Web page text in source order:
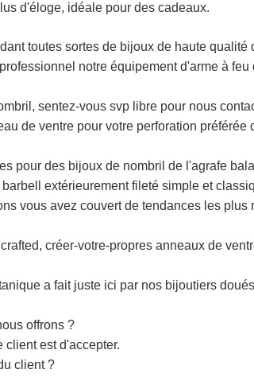
d'éloge, idéale pour des cadeaux.
toutes sortes de bijoux de haute qualité
notre équipement d'arme à feu
sentez-vous svp libre pour nous
de ventre pour votre perforation préférée
pour des bijoux de nombril de l'agrafe
extérieurement fileté simple et
vous avez couvert de tendances les plus
créer-votre-propres anneaux de
a fait juste ici par nos bijoutiers
offrons ?
client est d'accepter.
client ?